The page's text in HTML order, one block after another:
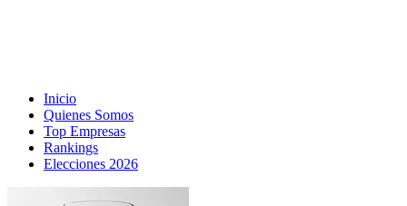
Inicio
Quienes Somos
Top Empresas
Rankings
Elecciones 2026